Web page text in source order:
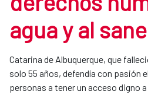
agua y al
Catarina de Albuquerque, que
solo 55 años, defendía con pasión
personas a tener un acceso digno